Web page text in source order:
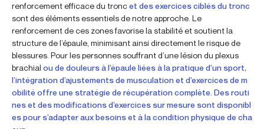
renforcement efficace du troncet des exercices ciblés du tronc
sont des éléments essentiels de notre approche. Le
renforcement de ces zones favorise la stabilité et soutient la
structure de l’épaule, minimisant ainsi directement le risque de
blessures. Pour les personnes souffrant d’une lésion du plexus
brachial ou de douleurs à l’épaule liées à la pratique d’un sport,
l’intégration d’ajustements de musculation et d’exercices de m
obilité offre une stratégie de récupération complète. Des routi
nes et des modifications d’exercices sur mesure sont disponibl
es pour s’adapter aux besoins et à la condition physique de cha